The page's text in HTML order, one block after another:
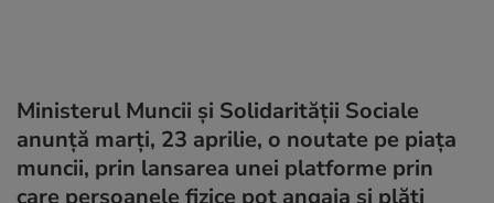
Ministerul Muncii şi Solidarităţii Sociale
anunţă marţi, 23 aprilie, o noutate pe piaţa
muncii, prin lansarea unei platforme prin
care persoanele fizice pot angaja şi plăti